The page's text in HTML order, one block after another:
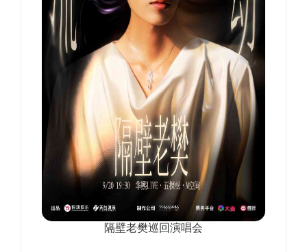
隔壁老樊巡回演唱会